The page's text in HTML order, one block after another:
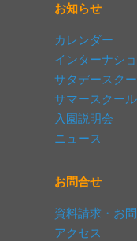
お知らせ
カレンダー
インターナシ
サタデースク
サマースクー
入園説明会
ニュース
お問合せ
資料請求・お
アクセス